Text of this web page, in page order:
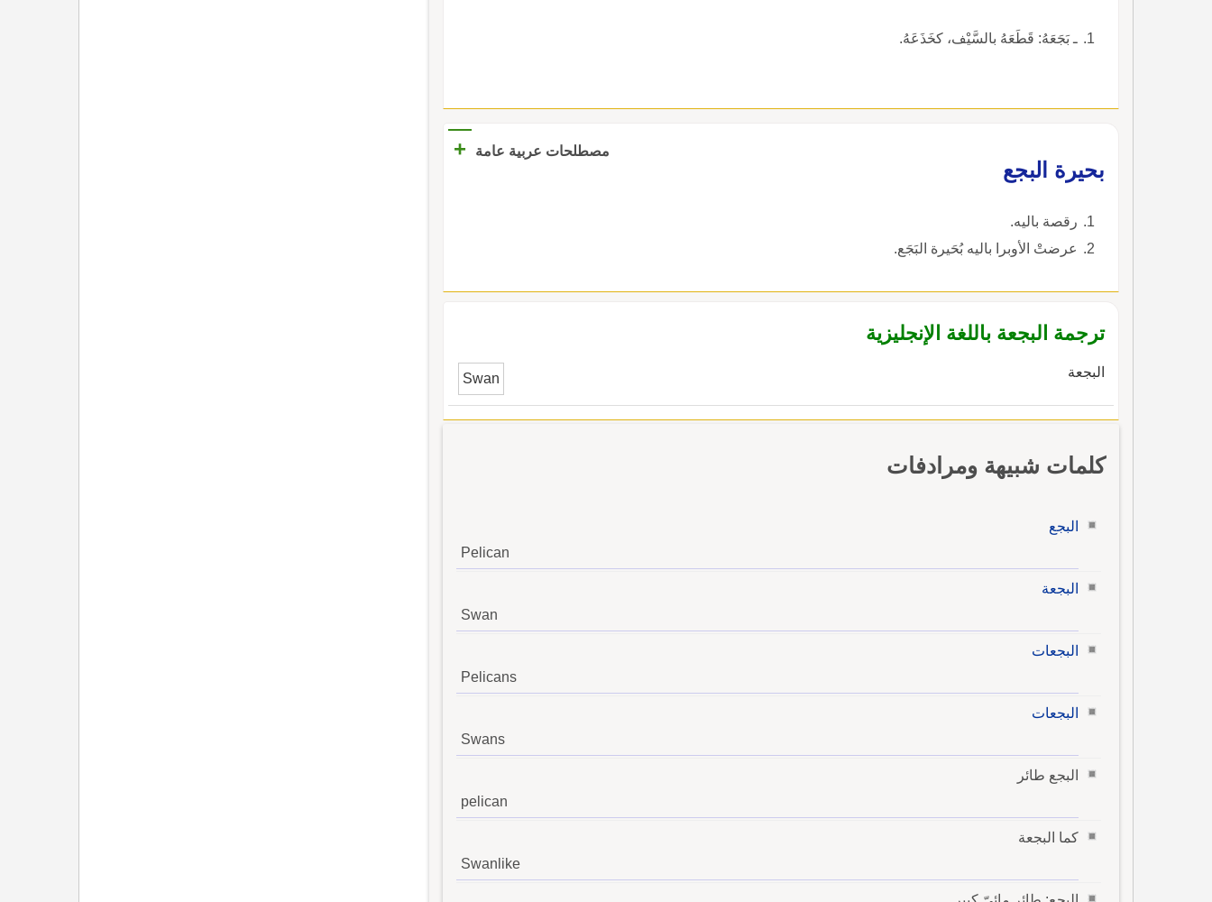
ـ بَجَعَهُ: قَطَعَهُ بالسَّيْف، كخَذَعَهُ.
مصطلحات عربية عامة
+
بحيرة البجع
رقصة باليه.
عرضتْ الأوبرا باليه بُحَيرة البَجَع.
ترجمة البجعة باللغة الإنجليزية
البجعة Swan
كلمات شبيهة ومرادفات
البجع
Pelican
البجعة
Swan
البجعات
Pelicans
البجعات
Swans
البجع طائر
pelican
كما البجعة
Swanlike